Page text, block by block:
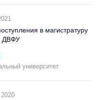
в магистратуру
ДВФУ
университет